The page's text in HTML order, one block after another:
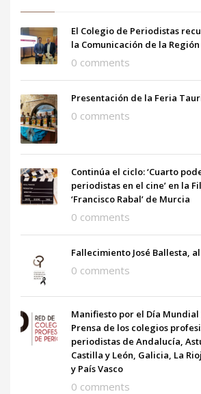
El Colegio de Periodistas
la Comunicación de la
0 comments
Presentación de la Feria
0 comments
Continúa el ciclo: ‘Cuarto
periodistas en el cine’ en la
‘Francisco Rabal’ de Murcia
0 comments
Fallecimiento José Ballesta,
0 comments
Manifiesto por el Día
Prensa de los colegios
periodistas de Andalucía,
Castilla y León, Galicia, La
y País Vasco
0 comments